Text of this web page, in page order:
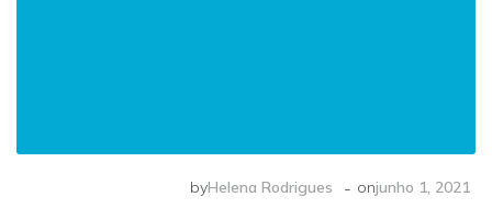
byHelena Rodrigues - onjunho 1, 2021